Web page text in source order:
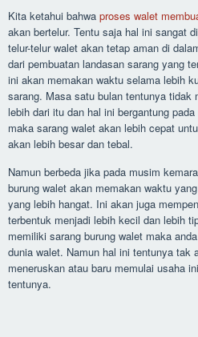
Kita ketahui bahwa proses walet
akan bertelur. Tentu saja hal ini sangat
telur-telur walet akan tetap aman di
dari pembuatan landasan sarang yang
ini akan memakan waktu selama lebih
sarang. Masa satu bulan tentunya tidak
lebih dari itu dan hal ini bergantung
maka sarang walet akan lebih cepat
akan lebih besar dan tebal.
Namun berbeda jika pada musim
burung walet akan memakan waktu
yang lebih hangat. Ini akan juga
terbentuk menjadi lebih kecil dan lebih
memiliki sarang burung walet maka
dunia walet. Namun hal ini tentunya tak
meneruskan atau baru memulai usaha
tentunya.